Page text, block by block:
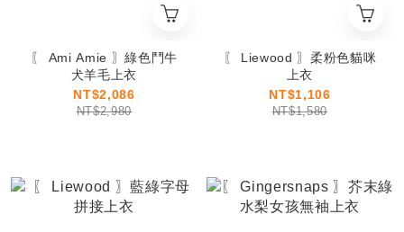
〖 Ami Amie 〗綠色鬥牛
犬羊毛上衣
NT$2,086
NT$2,980
〖 Liewood 〗柔粉色貓咪
上衣
NT$1,106
NT$1,580